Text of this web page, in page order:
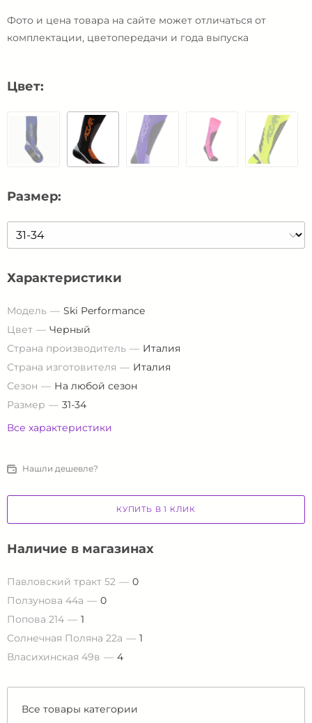
Фото и цена товара на сайте может отличаться от
комплектации, цветопередачи и года выпуска
Цвет:
Размер:
Характеристики
Модель
Ski Performance
Цвет
Черный
Страна производитель
Италия
Страна изготовителя
Италия
Сезон
На любой сезон
Размер
31-34
Все характеристики
Нашли дешевле?
КУПИТЬ В 1 КЛИК
Наличие в магазинах
Павловский тракт 52
0
Ползунова 44а
0
Попова 214
1
Солнечная Поляна 22а
1
Власихинская 49в
4
Все товары категории